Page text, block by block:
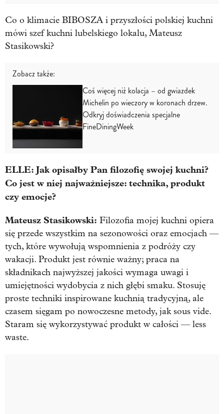
Co o klimacie BIBOSZA i przyszłości polskiej kuchni
mówi szef kuchni lubelskiego lokalu, Mateusz
Stasikowski?
Zobacz także:
Coś więcej niż kolacja – od gwiazdek
Michelin po wieczory w koronach drzew.
Odkryj doświadczenia specjalne
FineDiningWeek
ELLE: Jak opisałby Pan filozofię swojej kuchni?
Co jest w niej najważniejsze: technika, produkt
czy emocje?
Mateusz Stasikowski: Filozofia mojej kuchni opiera
się przede wszystkim na sezonowości oraz emocjach —
tych, które wywołują wspomnienia z podróży czy
wakacji. Produkt jest równie ważny; praca na
składnikach najwyższej jakości wymaga uwagi i
umiejętności wydobycia z nich głębi smaku. Stosuję
proste techniki inspirowane kuchnią tradycyjną, ale
czasem sięgam po nowoczesne metody, jak sous vide.
Staram się wykorzystywać produkt w całości — less
waste.